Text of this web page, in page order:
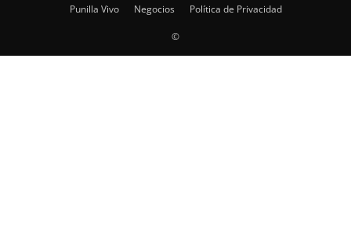
Punilla Vivo
Negocios Política de Privacidad
©